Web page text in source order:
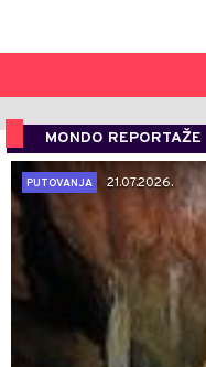
MONDO REPORTAŽE
PUTOVANJA
21.07.2026.